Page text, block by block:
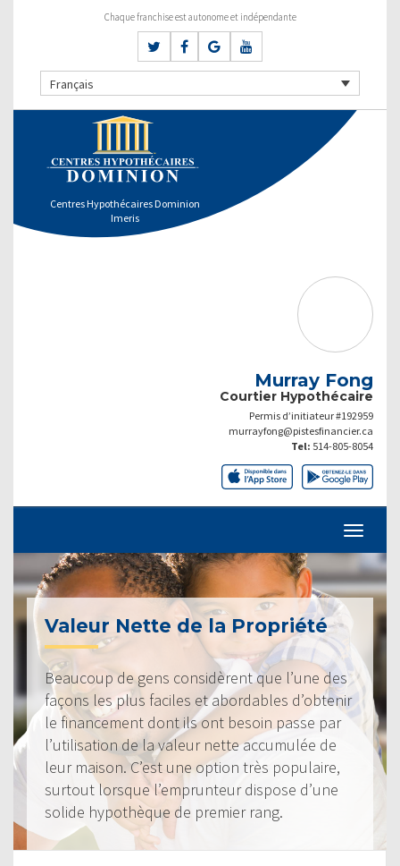
Chaque franchise est autonome et indépendante
Français
Centres Hypothécaires Dominion
Imeris
Murray Fong
Courtier Hypothécaire
Permis d’initiateur #192959
murrayfong@pistesfinancier.ca
Tel: 514-805-8054
Valeur Nette de la Propriété
Beaucoup de gens considèrent que l’une des
façons les plus faciles et abordables d’obtenir
le financement dont ils ont besoin passe par
l’utilisation de la valeur nette accumulée de
leur maison. C’est une option très populaire,
surtout lorsque l’emprunteur dispose d’une
solide hypothèque de premier rang.